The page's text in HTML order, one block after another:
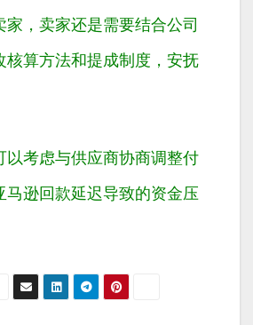
家，卖家还是需要结合公司
核算方法和提成制度，安抚
以考虑与供应商协商调整付
马逊回款延迟导致的资金压